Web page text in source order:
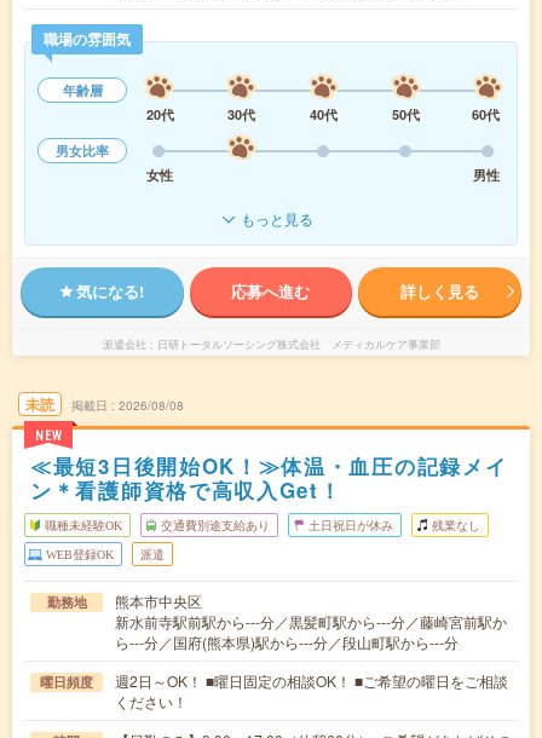
職場の雰囲気
年齢層
20代
30代 40代 50代
60代
男女比率
女性
男性
もっと見る
気になる! 応募へ進む 詳しく見る
派遣会社 日研トータルソーシング株式会社 メディカルケア事業部
未読
NEW
掲載日 2026/08/08
≪最短3日後開始OK！≫体温・血圧の記録メイ
ン＊看護師資格で高収入Get！
職種未経験OK 交通費別途支給あり 土日祝日が休み 残業なし
WEB登録OK 派遣
勤務地
熊本市中央区
新水前寺駅前駅から---分／黒髪町駅から---分／藤崎宮前駅か
ら---分／国府(熊本県)駅から---分／段山町駅から---分
曜日頻度
週2日～OK！ ■曜日固定の相談OK！ ■ご希望の曜日をご相談
ください！